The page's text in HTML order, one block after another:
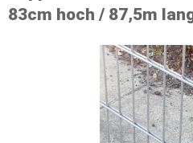
83cm hoch / 87,5m